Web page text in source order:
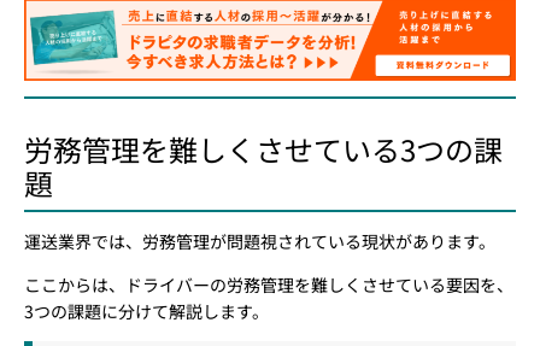
労務管理を難しくさせている3つの課
題
運送業界では、労務管理が問題視されている現状があります。
ここからは、ドライバーの労務管理を難しくさせている要因を、
3つの課題に分けて解説します。